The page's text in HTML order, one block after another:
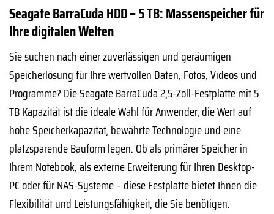
Seagate BarraCuda HDD – 5 TB: Massenspeicher für
Ihre digitalen Welten
Sie suchen nach einer zuverlässigen und geräumigen
Speicherlösung für Ihre wertvollen Daten, Fotos, Videos und
Programme? Die Seagate BarraCuda 2,5-Zoll-Festplatte mit 5
TB Kapazität ist die ideale Wahl für Anwender, die Wert auf
hohe Speicherkapazität, bewährte Technologie und eine
platzsparende Bauform legen. Ob als primärer Speicher in
Ihrem Notebook, als externe Erweiterung für Ihren Desktop-
PC oder für NAS-Systeme – diese Festplatte bietet Ihnen die
Flexibilität und Leistungsfähigkeit, die Sie benötigen.